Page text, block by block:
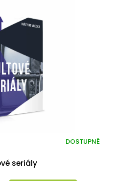
seriály
DOSTUPNÉ